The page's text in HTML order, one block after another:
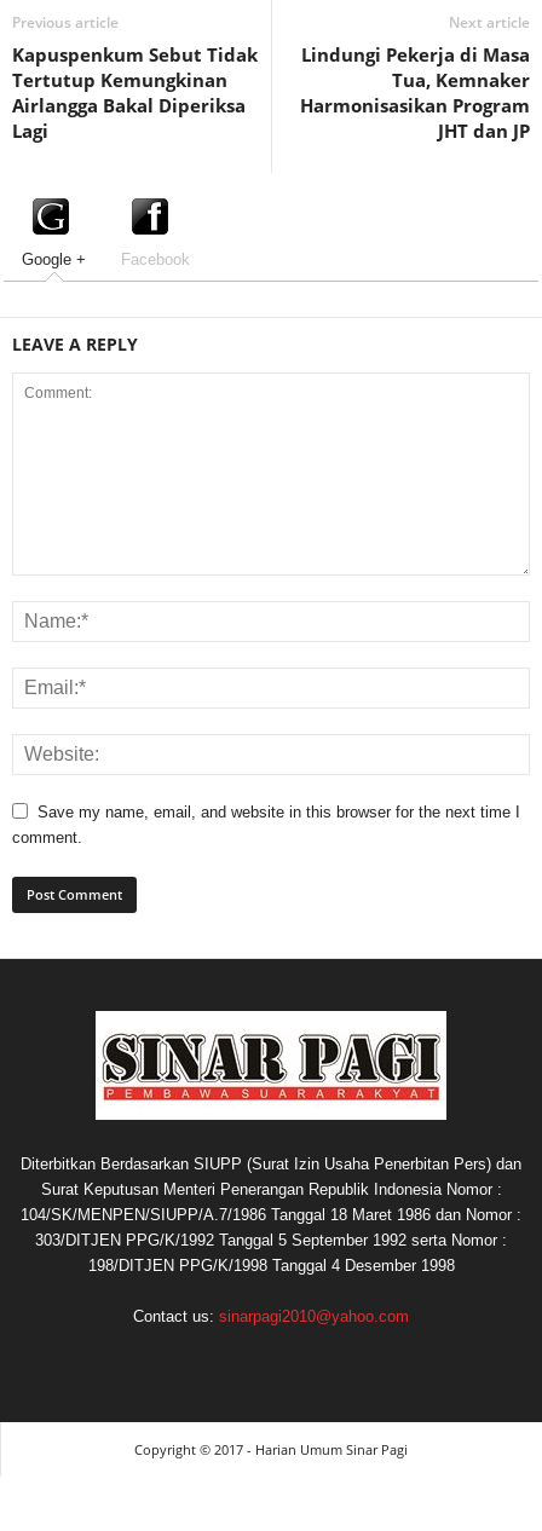
Previous article
Kapuspenkum Sebut Tidak
Tertutup Kemungkinan
Airlangga Bakal Diperiksa
Lagi
Next article
Lindungi Pekerja di Masa
Tua, Kemnaker
Harmonisasikan Program
JHT dan JP
Google + Facebook
LEAVE A REPLY
Save my name, email, and website in this browser for the next time I
comment.
Diterbitkan Berdasarkan SIUPP (Surat Izin Usaha Penerbitan Pers) dan
Surat Keputusan Menteri Penerangan Republik Indonesia Nomor :
104/SK/MENPEN/SIUPP/A.7/1986 Tanggal 18 Maret 1986 dan Nomor :
303/DITJEN PPG/K/1992 Tanggal 5 September 1992 serta Nomor :
198/DITJEN PPG/K/1998 Tanggal 4 Desember 1998
Contact us: sinarpagi2010@yahoo.com
Copyright © 2017 - Harian Umum Sinar Pagi